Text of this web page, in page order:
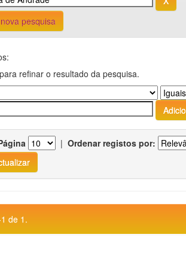
pesquisa
refinar o resultado da pesquisa.
| Ordenar registos por:
de 1.